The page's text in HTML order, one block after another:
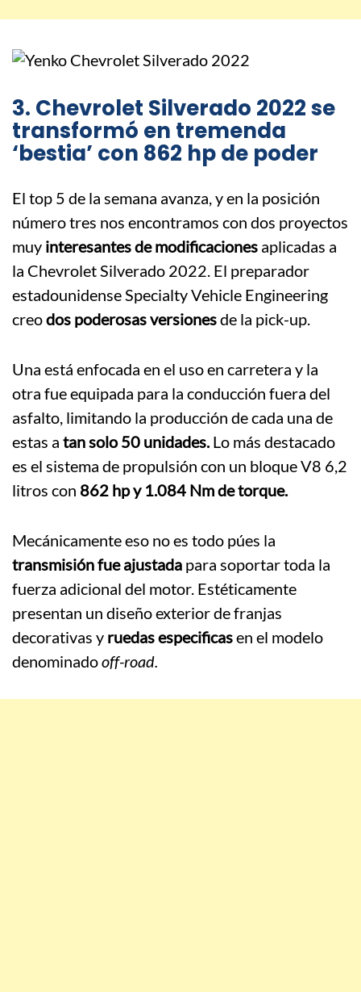
3. Chevrolet Silverado 2022 se
transformó en tremenda
‘bestia’ con 862 hp de poder
El top 5 de la semana avanza, y en la posición
número tres nos encontramos con dos proyectos
muy interesantes de modificaciones aplicadas a
la Chevrolet Silverado 2022. El preparador
estadounidense Specialty Vehicle Engineering
creodos poderosas versionesde la pick-up.
Una está enfocada en el uso en carretera y la
otra fue equipada para la conducción fuera del
asfalto, limitando la producción de cada una de
estas a tan solo 50 unidades. Lo más destacado
es el sistema de propulsión con un bloque V8 6,2
litros con 862 hp y 1.084 Nm de torque.
Mecánicamente eso no es todo púes la
transmisión fue ajustada para soportar toda la
fuerza adicional del motor. Estéticamente
presentan un diseño exterior de franjas
decorativas y ruedas especificasen el modelo
denominadooff-road.